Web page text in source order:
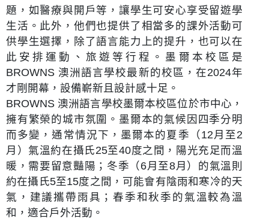
題，如醫療與開戶等，讓學生可安心享受留遊學
生活。此外，他們也提供了相當多的課外活動可
供學生選擇，除了語言能力上的提升，也可以在
此安排運動、旅遊等行程。墨爾本校區是
BROWNS 澳洲語言學校最新的校區，在2024年
才剛開幕，設備嶄新且設計感十足。
BROWNS 澳洲語言學校墨爾本校區位於市中心，
擁有繁榮的城市氛圍。墨爾本的氣候因四季分明
而多變，通常情況下，墨爾本的夏季（12月至2
月）氣溫約在攝氏25至40度之間，陽光充足而溫
暖，需要留意豔陽；冬季（6月至8月）的氣溫則
約在攝氏5至15度之間，可能會有陰雨和寒冷的天
氣，建議攜帶雨具；春季和秋季的氣溫較為溫
和，適合戶外活動。